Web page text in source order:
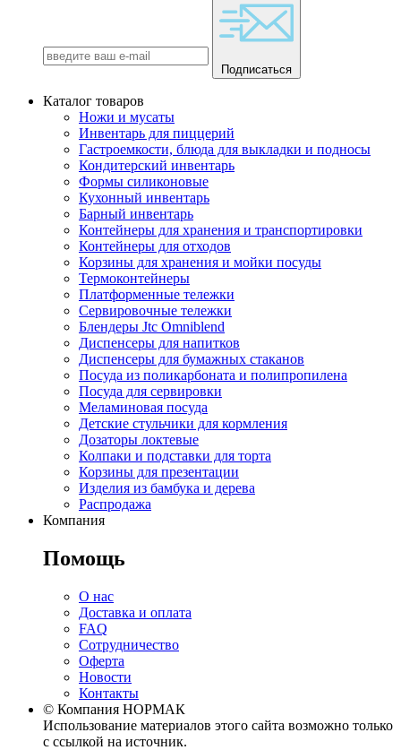
Подписаться
Каталог товаров
Ножи и мусаты
Инвентарь для пиццерий
Гастроемкости, блюда для выкладки и подносы
Кондитерский инвентарь
Формы силиконовые
Кухонный инвентарь
Барный инвентарь
Контейнеры для хранения и транспортировки
Контейнеры для отходов
Корзины для хранения и мойки посуды
Термоконтейнеры
Платформенные тележки
Сервировочные тележки
Блендеры Jtc Omniblend
Диспенсеры для напитков
Диспенсеры для бумажных стаканов
Посуда из поликарбоната и полипропилена
Посуда для сервировки
Меламиновая посуда
Детские стульчики для кормления
Дозаторы локтевые
Колпаки и подставки для торта
Корзины для презентации
Изделия из бамбука и дерева
Распродажа
Компания
Помощь
О нас
Доставка и оплата
FAQ
Сотрудничество
Оферта
Новости
Контакты
© Компания НОРМАК
Использование материалов этого сайта возможно только
с ссылкой на источник.